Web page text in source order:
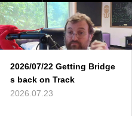
2026/07/22 Getting Bridge
s back on Track
2026.07.23